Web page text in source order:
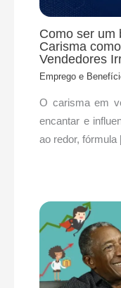
Como ser um
Carisma
Vendedores
Emprego e
O carisma em
encantar e
ao redor,